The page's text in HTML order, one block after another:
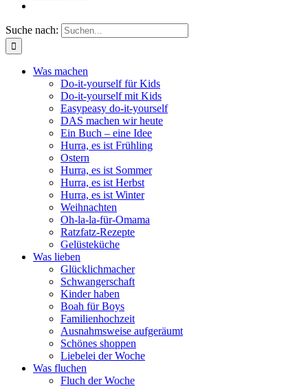
Suche nach:
Was machen
Do-it-yourself für Kids
Do-it-yourself mit Kids
Easypeasy do-it-yourself
DAS machen wir heute
Ein Buch – eine Idee
Hurra, es ist Frühling
Ostern
Hurra, es ist Sommer
Hurra, es ist Herbst
Hurra, es ist Winter
Weihnachten
Oh-la-la-für-Omama
Ratzfatz-Rezepte
Gelüsteküche
Was lieben
Glücklichmacher
Schwangerschaft
Kinder haben
Boah für Boys
Familienhochzeit
Ausnahmsweise aufgeräumt
Schönes shoppen
Liebelei der Woche
Was fluchen
Fluch der Woche